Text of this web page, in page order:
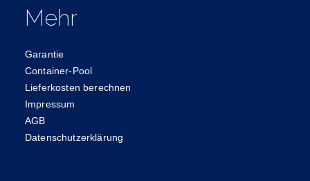
Mehr
Garantie
Container-Pool
Lieferkosten berechnen
Impressum
AGB
Datenschutzerklärung